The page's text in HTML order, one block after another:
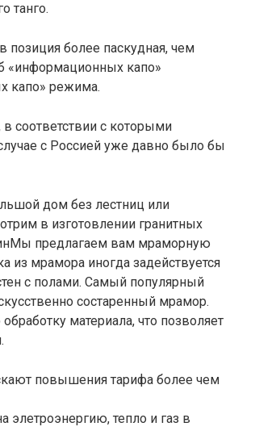
танго.
позиция более паскудная, чем
«информационных капо»
капо» режима.
соответствии с которыми
с Россией уже давно было бы
дом без лестниц или
в изготовлении гранитных
предлагаем вам мраморную
из мрамора иногда задействуется
с полами. Самый популярный
состаренный мрамор.
материала, что позволяет
повышения тарифа более чем
элетроэнергию, тепло и газ в